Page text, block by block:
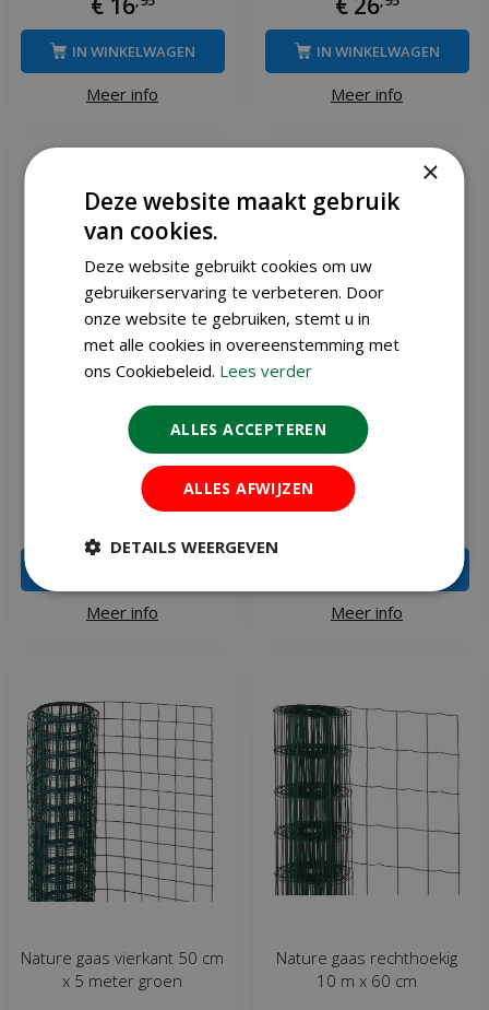
Meer info
IN WINKELWAGEN
Meer info
IN WINKELWAGEN
Nature gaas vierkant 1 x 3
Meer info
Nature gaas vierkant 1 x 3
m groen
Meer info
Nature gaas vierkant 50 cm
x 5 meter groen
Nature gaas rechthoekig
10 m x 60 cm
×
Deze website maakt gebruik
van cookies.
Deze website gebruikt cookies om uw
gebruikerservaring te verbeteren. Door
onze website te gebruiken, stemt u in
met alle cookies in overeenstemming met
ons Cookiebeleid. Lees verder
ALLES ACCEPTEREN
ALLES AFWIJZEN
DETAILS WEERGEVEN